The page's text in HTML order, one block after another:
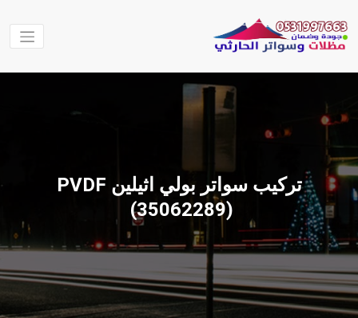
إلى
المحتوى
وسواتر
الحارثي
مظلات الحارثي
نقوم بتنفيذ اعمال
والهناجر وغيرها من
العربية السعودية
تركيب سواتر بولي اثيلين PVDF
‫(35062289)‬ ‫‬